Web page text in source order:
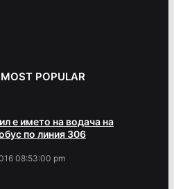
POPULAR
е името на водача на
по линия 306
08:53:00 pm